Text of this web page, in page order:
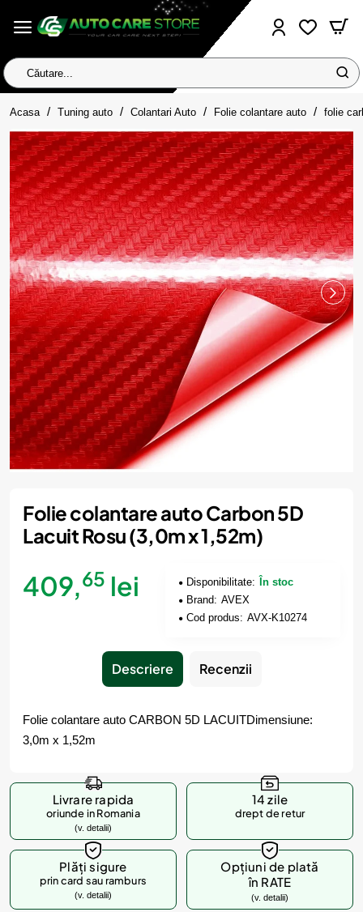
Căutare...
Acasa homeTuning auto Colantari Auto Folie colantare auto folie
Folie colantare auto Carbon 5D
Lacuit Rosu (3,0m x 1,52m)
409,65 lei Disponibilitate:
În stoc
Brand: AVEX
Cod produs: AVX-K10274
Descriere Recenzii
Folie colantare auto CARBON 5D LACUITDimensiune:
3,0m x 1,52m
Livrare rapida
oriunde in Romania
(v. detalii)
14 zile
drept de retur
Plăți sigure
prin card sau ramburs
(v. detalii)
Opțiuni de plată
în RATE
(v. detalii)